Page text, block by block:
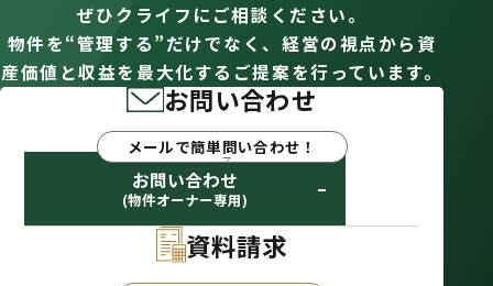
ぜひクライフにご相談ください。
物件を“管理する”だけでなく、経営の視点から資
産価値と収益を最大化するご提案を行っています。
お問い合わせ
メールで簡単問い合わせ！
お問い合わせ
(物件オーナー専用)
資料請求